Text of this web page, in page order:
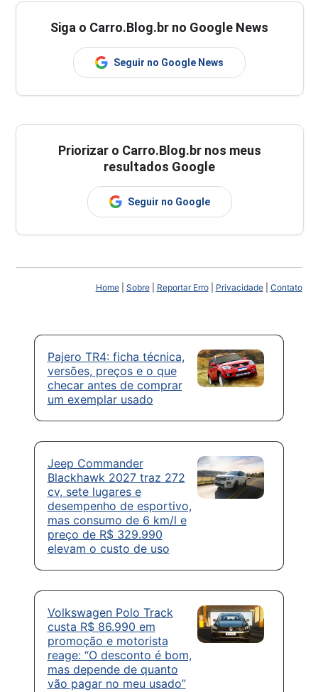
Siga o Carro.Blog.br no Google News
Seguir no Google News
Priorizar o Carro.Blog.br nos meus
resultados Google
Seguir no Google
Home| Sobre| Reportar Erro| Privacidade| Contato
Pajero TR4: ficha técnica,
versões, preços e o que
checar antes de comprar
um exemplar usado
Jeep Commander
Blackhawk 2027 traz 272
cv, sete lugares e
desempenho de esportivo,
mas consumo de 6 km/l e
preço de R$ 329.990
elevam o custo de uso
Volkswagen Polo Track
custa R$ 86.990 em
promoção e motorista
reage: “O desconto é bom,
mas depende de quanto
vão pagar no meu usado”